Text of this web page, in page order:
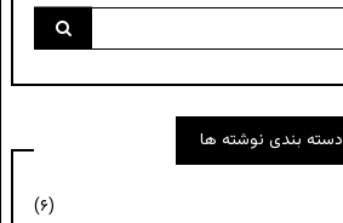
دسته بندی نوشته ها
(۶)